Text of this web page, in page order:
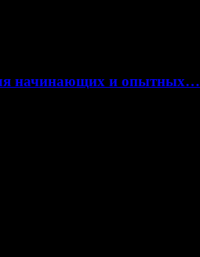
начинающих и опытных…